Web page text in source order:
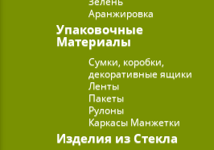
Аранжировка
Упаковочные
Материалы
Сумки, коробки,
декоративные ящики
Ленты
Пакеты
Рулоны
Каркасы Манжетки
Изделия из Стекла